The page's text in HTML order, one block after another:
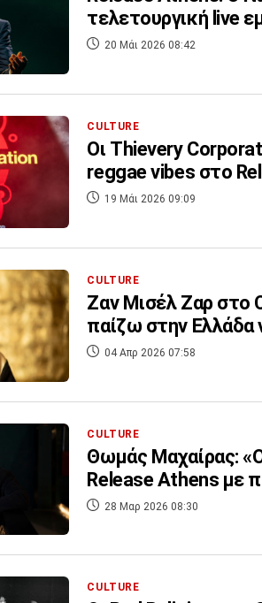
τελετουργική live
20 Μάι 2026 08:42
CULTURE
Οι Thievery
reggae vibes στο
19 Μάι 2026 09:09
CULTURE
Ζαν Μισέλ Ζαρ στο
παίζω στην Ελλάδα
04 Απρ 2026 07:58
CULTURE
Θωμάς Μαχαίρας:
Release Athens με
28 Μαρ 2026 08:30
CULTURE